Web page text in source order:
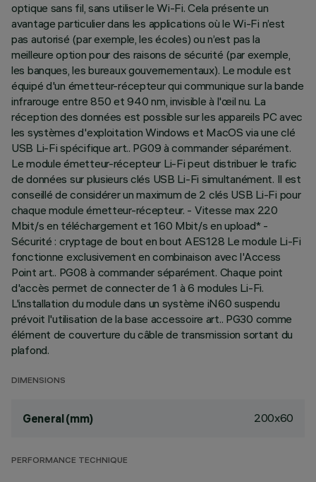
optique sans fil, sans utiliser le Wi-Fi. Cela présente un
avantage particulier dans les applications où le Wi-Fi n’est
pas autorisé (par exemple, les écoles) ou n’est pas la
meilleure option pour des raisons de sécurité (par exemple,
les banques, les bureaux gouvernementaux). Le module est
équipé d'un émetteur-récepteur qui communique sur la bande
infrarouge entre 850 et 940 nm, invisible à l'œil nu. La
réception des données est possible sur les appareils PC avec
les systèmes d'exploitation Windows et MacOS via une clé
USB Li-Fi spécifique art.. PG09 à commander séparément.
Le module émetteur-récepteur Li-Fi peut distribuer le trafic
de données sur plusieurs clés USB Li-Fi simultanément. Il est
conseillé de considérer un maximum de 2 clés USB Li-Fi pour
chaque module émetteur-récepteur. - Vitesse max 220
Mbit/s en téléchargement et 160 Mbit/s en upload* -
Sécurité : cryptage de bout en bout AES128 Le module Li-Fi
fonctionne exclusivement en combinaison avec l'Access
Point art.. PG08 à commander séparément. Chaque point
d'accès permet de connecter de 1 à 6 modules Li-Fi.
L'installation du module dans un système iN60 suspendu
prévoit l'utilisation de la base accessoire art.. PG30 comme
élément de couverture du câble de transmission sortant du
plafond.
DIMENSIONS
General (mm) 200x60
PERFORMANCE TECHNIQUE